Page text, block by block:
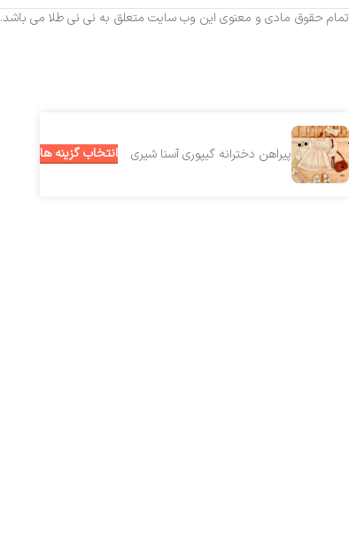
تمام حقوق مادی و معنوی این وب سایت متعلق به نی نی طلا می باشد.
پیراهن دخترانه گیپوری آسنا شیری انتخاب گزینه ها